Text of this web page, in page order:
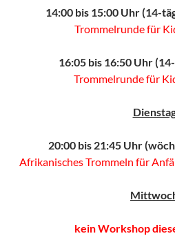
14:00 bis 15:00 Uhr (14-
Trommelrunde für
16:05 bis 16:50 Uhr
Trommelrunde für
20:00 bis 21:45 Uhr
Afrikanisches Trommeln für
kein Workshop